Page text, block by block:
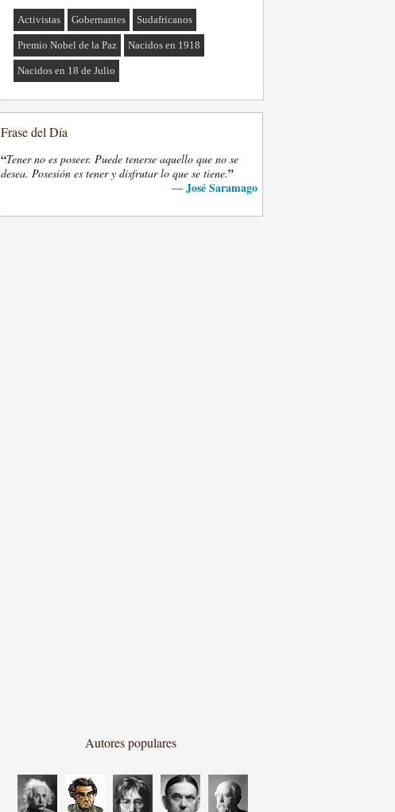
Activistas Gobernantes Sudafricanos
Premio Nobel de la Paz Nacidos en 1918
Nacidos en 18 de Julio
Frase del Día
“Tener no es poseer. Puede tenerse aquello que no se
desea. Posesión es tener y disfrutar lo que se tiene.”
— José Saramago
Autores populares